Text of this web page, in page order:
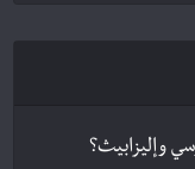
وإليزابيث؟